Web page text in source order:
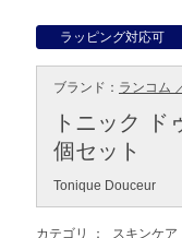
ラッピング対応可
ブランド： ランコム
トニック ド
個セット
Tonique Douceur
カテゴリ ： スキンケア